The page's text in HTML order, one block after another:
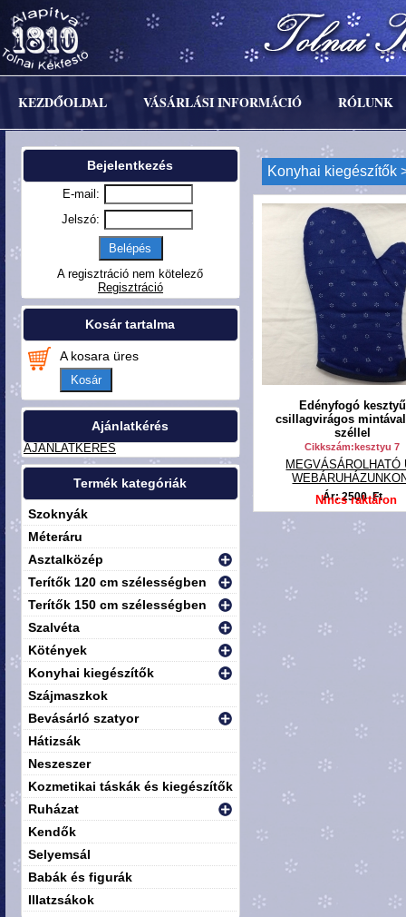
KEZDŐOLDAL VÁSÁRLÁSI INFORMÁCIÓ RÓLUNK
Bejelentkezés
E-mail:
Jelszó:
A regisztráció nem kötelező
Regisztráció
Kosár tartalma
A kosara üres
Kosár
Ajánlatkérés
AJÁNLATKÉRÉS
Termék kategóriák
Szoknyák
Méteráru
Asztalközép
Terítők 120 cm szélességben
Terítők 150 cm szélességben
Szalvéta
Kötények
Konyhai kiegészítők
Szájmaszkok
Bevásárló szatyor
Hátizsák
Neszeszer
Kozmetikai táskák és kiegészítők
Ruházat
Kendők
Selyemsál
Babák és figurák
Illatzsákok
Konyhai kiegészítők
Edényfogó kesztyű
csillagvirágos
széllel
Cikkszám:kesztyu 7
MEGVÁSÁROLHATÓ
Ár: 2500 Ft
Nincs raktáron